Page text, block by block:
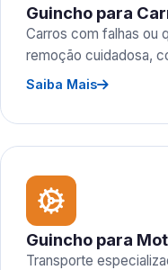
Guincho para
Carros com falhas ou
remoção cuidadosa,
Saiba Mais
Guincho para
Transporte